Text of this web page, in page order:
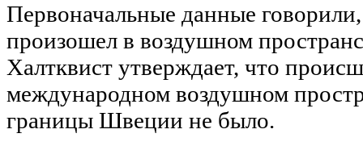
Первоначальные данные
произошел в воздушном
Халтквист утверждает, что
международном воздушном
границы Швеции не было.